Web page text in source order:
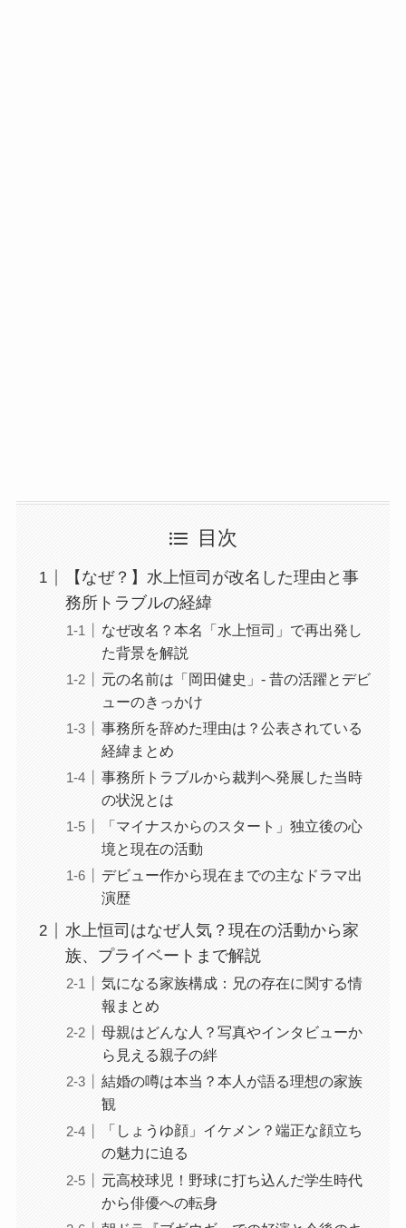
目次
【なぜ？】水上恒司が改名した理由と事
務所トラブルの経緯
なぜ改名？本名「水上恒司」で再出発し
た背景を解説
元の名前は「岡田健史」- 昔の活躍とデビ
ューのきっかけ
事務所を辞めた理由は？公表されている
経緯まとめ
事務所トラブルから裁判へ発展した当時
の状況とは
「マイナスからのスタート」独立後の心
境と現在の活動
デビュー作から現在までの主なドラマ出
演歴
水上恒司はなぜ人気？現在の活動から家
族、プライベートまで解説
気になる家族構成：兄の存在に関する情
報まとめ
母親はどんな人？写真やインタビューか
ら見える親子の絆
結婚の噂は本当？本人が語る理想の家族
観
「しょうゆ顔」イケメン？端正な顔立ち
の魅力に迫る
元高校球児！野球に打ち込んだ学生時代
から俳優への転身